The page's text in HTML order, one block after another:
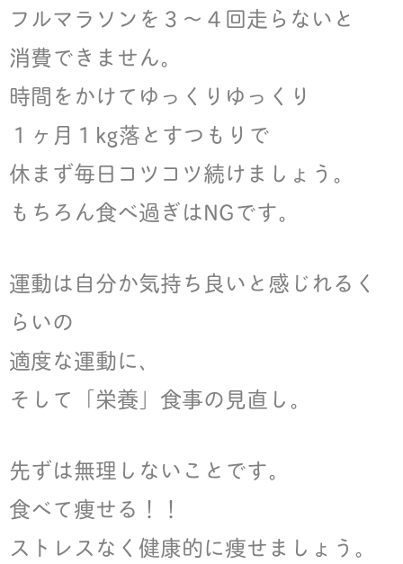
フルマラソンを３～４回走らないと
消費できません。
時間をかけてゆっくりゆっくり
１ヶ月１kg落とすつもりで
休まず毎日コツコツ続けましょう。
もちろん食べ過ぎはNGです。
運動は自分か気持ち良いと感じれるく
らいの
適度な運動に、
そして「栄養」食事の見直し。
先ずは無理しないことです。
食べて痩せる！！
ストレスなく健康的に痩せましょう。